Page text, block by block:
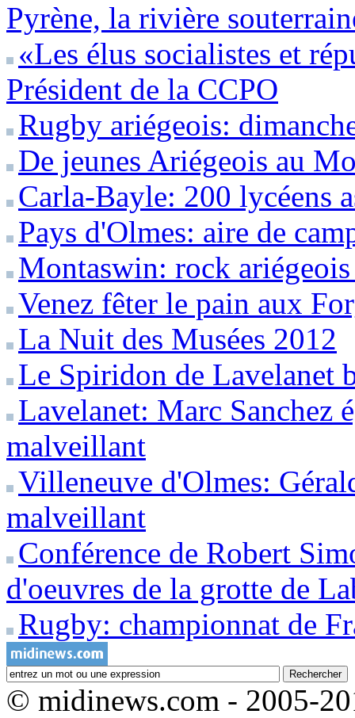
Pyrène, la rivière
«Les élus socialistes et
Président de la CCPO
Rugby ariégeois:
De jeunes Ariégeois au
Carla-Bayle: 200 lycéens
Pays d'Olmes: aire de
Montaswin: rock ariégeois
Venez fêter le pain aux
La Nuit des Musées 2012
Le Spiridon de Lavelanet
Lavelanet: Marc Sanchez
malveillant
Villeneuve d'Olmes:
malveillant
Conférence de Robert
d'oeuvres de la grotte de
Rugby: championnat de
© midinews.com - 2005-